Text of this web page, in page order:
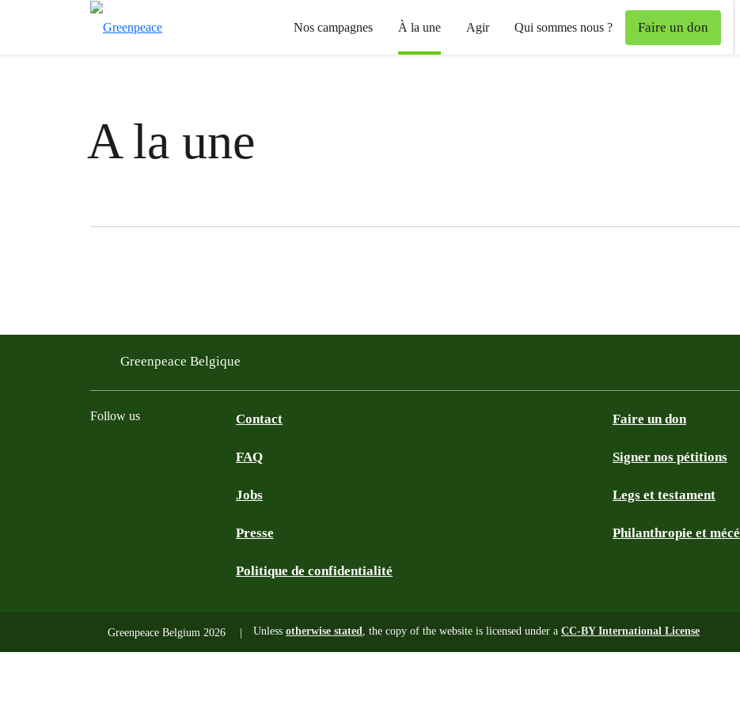
Nos campagnes À la une Agir Qui sommes nous ? Faire un don
A la une
Filtered results
Greenpeace Belgique
Follow us Contact
FAQ
Jobs
Presse
Politique de confidentialité
Faire un don
Signer nos pétitions
Legs et testament
Philanthropie et
Greenpeace Belgium 2026 Unless otherwise stated, the copy of the website is licensed under a CC-BY International License